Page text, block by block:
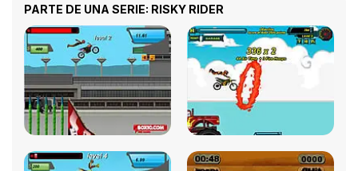
PARTE DE UNA SERIE: RISKY RIDER